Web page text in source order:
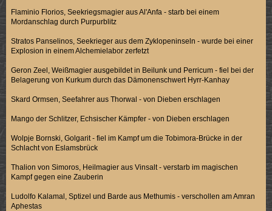
Flaminio Florios, Seekriegsmagier aus Al'Anfa - starb bei einem
Mordanschlag durch Purpurblitz
Stratos Panselinos, Seekrieger aus dem Zyklopeninseln - wurde bei einer
Explosion in einem Alchemielabor zerfetzt
Geron Zeel, Weißmagier ausgebildet in Beilunk und Perricum - fiel bei der
Belagerung von Kurkum durch das Dämonenschwert Hyrr-Kanhay
Skard Ormsen, Seefahrer aus Thorwal - von Dieben erschlagen
Mango der Schlitzer, Echsischer Kämpfer - von Dieben erschlagen
Wolpje Bornski, Golgarit - fiel im Kampf um die Tobimora-Brücke in der
Schlacht von Eslamsbrück
Thalion von Simoros, Heilmagier aus Vinsalt - verstarb im magischen
Kampf gegen eine Zauberin
Ludolfo Kalamal, Sptizel und Barde aus Methumis - verschollen am Amran
Aphestas